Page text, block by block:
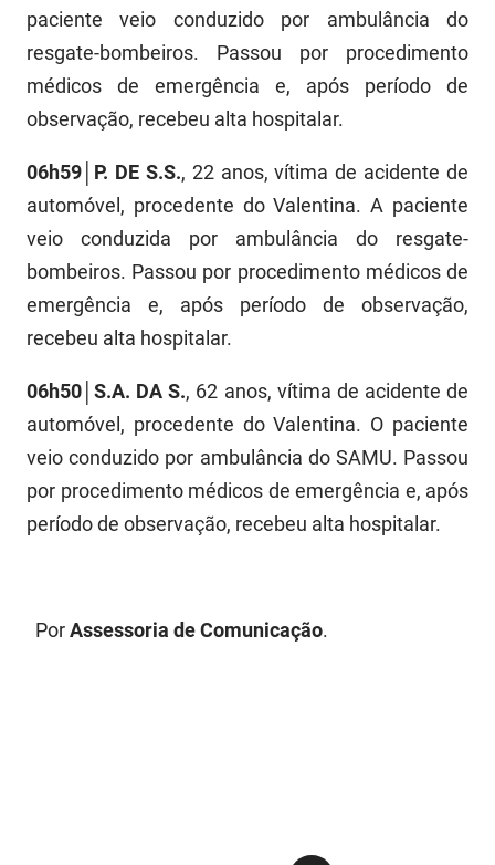
PBGÁS
PB Saúde
PBTUR
PBPREV
Projeto Cooperar
PROCASE
PROCON
Rádio Tabajara
SUDEMA
paciente veio conduzido por ambulância do
resgate-bombeiros. Passou por procedimento
médicos de emergência e, após período de
observação, recebeu alta hospitalar.
06h59│P. DE S.S., 22 anos, vítima de acidente de
automóvel, procedente do Valentina. A paciente
veio conduzida por ambulância do resgate-
bombeiros. Passou por procedimento médicos de
emergência e, após período de observação,
recebeu alta hospitalar.
06h50│S.A. DA S., 62 anos, vítima de acidente de
automóvel, procedente do Valentina. O paciente
veio conduzido por ambulância do SAMU. Passou
por procedimento médicos de emergência e, após
período de observação, recebeu alta hospitalar.
PorAssessoria de Comunicação.